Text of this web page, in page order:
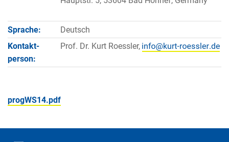
Sprache:
Deutsch
Kontakt­
person:
Prof. Dr. Kurt Roessler,
progWS14.pdf